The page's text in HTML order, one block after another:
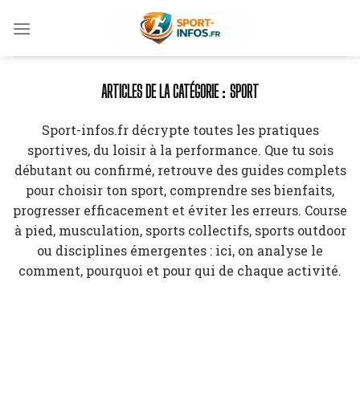
SPORT
Sport-infos.fr décrypte toutes les pratiques
sportives, du loisir à la performance. Que tu sois
débutant ou confirmé, retrouve des guides complets
pour choisir ton sport, comprendre ses bienfaits,
progresser efficacement et éviter les erreurs. Course
à pied, musculation, sports collectifs, sports outdoor
ou disciplines émergentes : ici, on analyse le
comment, pourquoi et pour qui de chaque activité.